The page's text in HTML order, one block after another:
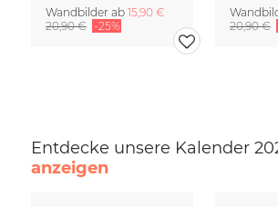
Wandbilder ab 15,90 €
20,90 € -25%
20,90 €
Entdecke unsere Kalender
anzeigen